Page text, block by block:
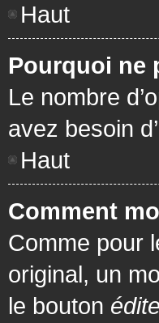
Haut
Pourquoi ne
Le nombre
avez besoin
Haut
Comment
Comme pour
original, un
le bouton